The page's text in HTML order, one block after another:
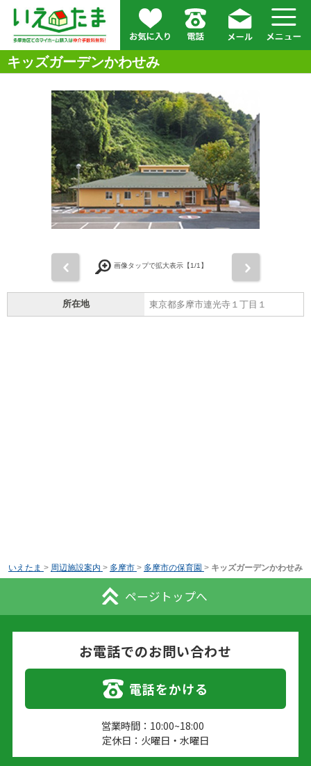
キッズガーデンかわせみ
画像タップで拡大表示【1/1】
所在地 東京都多摩市連光寺１丁目１
いえたま > 周辺施設案内 > 多摩市 > 多摩市の保育園 > キッズガーデンかわせみ
ページトップへ
お電話でのお問い合わせ
電話をかける
営業時間：10:00~18:00
定休日：火曜日・水曜日